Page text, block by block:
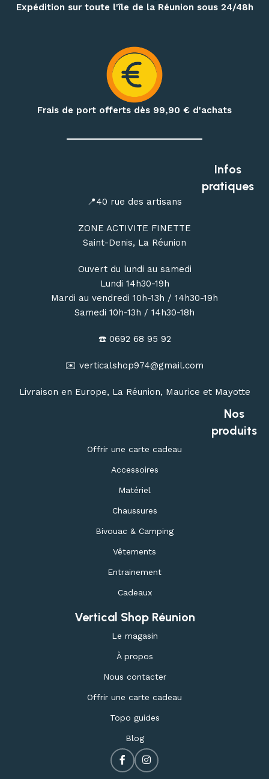
Pour vos randonnées à Mafate, Cilaos, Salazie, au volcan ou
d’hydratation et produits de nutrition outdoor
Préparez également vos treks et nuits en pleine nature
avec notre matériel de bivouac :réchauds, cartouches de
gaz à visser, popotes, couverts, hamacs, moustiquaires,
livraison de votre matériel d’escalade, de canyoning, de
randonnée et de bivouac partout à La Réunion.
Expédition sur toute l'île de la Réunion sous 24/48h
Frais de port offerts dès 99,90 € d'achats
Infos
pratiques
📍40 rue des artisans
ZONE ACTIVITE FINETTE
Saint-Denis, La Réunion
Ouvert du lundi au samedi
Lundi 14h30-19h
Mardi au vendredi 10h-13h / 14h30-19h
Samedi 10h-13h / 14h30-18h
☎️ 0692 68 95 92
✉️ verticalshop974@gmail.com
Livraison en Europe, La Réunion, Maurice et Mayotte
Nos
produits
Offrir une carte cadeau
Accessoires
Matériel
Chaussures
Bivouac & Camping
Vêtements
Entrainement
Cadeaux
Vertical Shop Réunion
Le magasin
À propos
Nous contacter
Offrir une carte cadeau
Topo guides
Blog